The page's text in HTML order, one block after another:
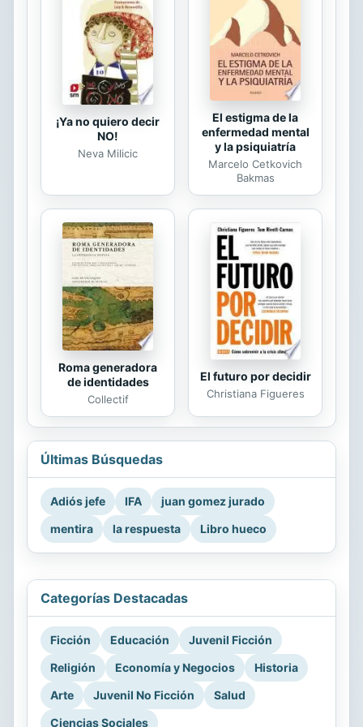
aquello que Nietzsche pedía para
apreciar la melodía de la existencia:
estar permanentemente atentos....
¡Ya no quiero decir
NO!
Neva Milicic
El estigma de la
enfermedad mental
y la psiquiatría
Marcelo Cetkovich
Bakmas
Roma generadora
de identidades
Collectif
El futuro por decidir
Christiana Figueres
Últimas Búsquedas
Adiós jefe IFA
juan gomez jurado
mentira
la respuesta Libro hueco
Categorías Destacadas
Ficción Educación
Juvenil Ficción
Religión
Economía y Negocios
Historia
Arte
Juvenil No Ficción
Salud
Ciencias Sociales